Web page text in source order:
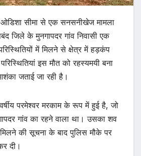
सीमा से एक सनसनीखेज मामला
जिले के मुनगापदर गांव निवासी एक
में मिलने से क्षेत्र में हड़कंप
इस मौत को रहस्यमयी बना
जताई जा रही है।
परमेश्वर मरकाम के रूप में हुई है, जो
गांव का रहने वाला था। उसका शव
मिलने की सूचना के बाद पुलिस मौके पर
दी।